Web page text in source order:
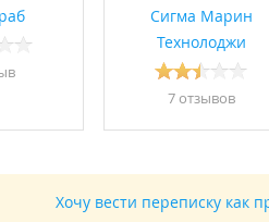
Сигма Марин
Технолоджи
7 отзывов
Хочу вести переписку как